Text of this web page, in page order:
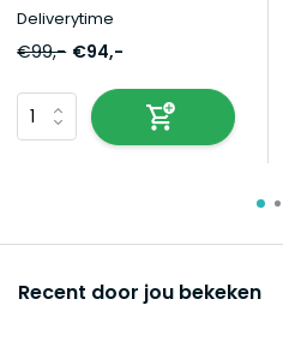
Deliverytime
€99,- €94,-
Recent door jou bekeken